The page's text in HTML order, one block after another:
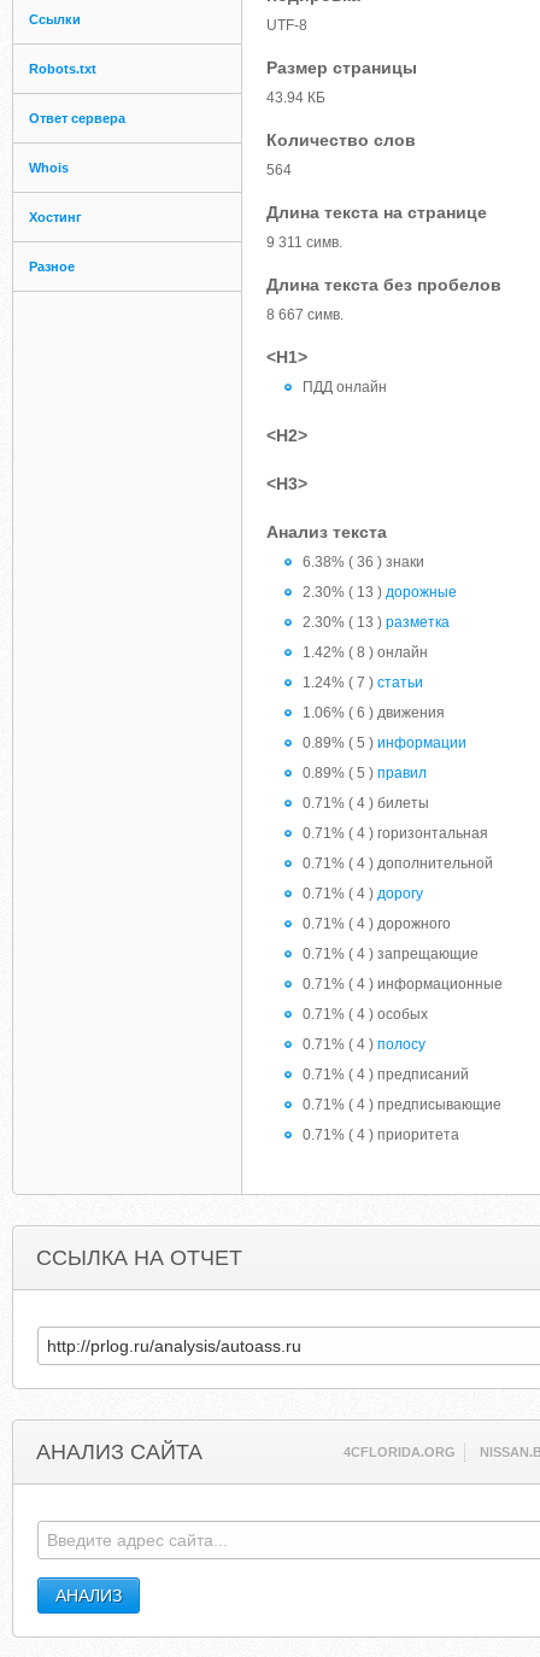
Ссылки
Robots.txt
Ответ сервера
Whois
Хостинг
Разное
UTF-8
Размер страницы
43.94 КБ
Количество слов
564
Длина текста на странице
9 311 симв.
Длина текста без пробелов
8 667 симв.
<H1>
ПДД онлайн
<H2>
<H3>
Анализ текста
6.38% ( 36 ) знаки
2.30% ( 13 ) дорожные
2.30% ( 13 ) разметка
1.42% ( 8 ) онлайн
1.24% ( 7 ) статьи
1.06% ( 6 ) движения
0.89% ( 5 ) информации
0.89% ( 5 ) правил
0.71% ( 4 ) билеты
0.71% ( 4 ) горизонтальная
0.71% ( 4 ) дополнительной
0.71% ( 4 ) дорогу
0.71% ( 4 ) дорожного
0.71% ( 4 ) запрещающие
0.71% ( 4 ) информационные
0.71% ( 4 ) особых
0.71% ( 4 ) полосу
0.71% ( 4 ) предписаний
0.71% ( 4 ) предписывающие
0.71% ( 4 ) приоритета
ССЫЛКА НА ОТЧЕТ
АНАЛИЗ САЙТА 4CFLORIDA.ORG